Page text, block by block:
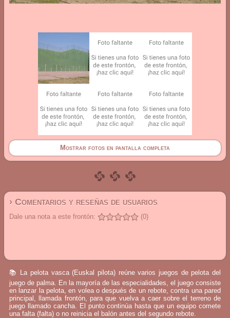
Mostrar fotos en pantalla completa
› Comentarios y reseñas de usuarios
Dale una nota a este frontón: (0)
📚 La pelota vasca (Euskal pilota) reúne varios juegos de pelota del
juego de palma. En la mayoría de las especialidades, el juego consiste
en lanzar la pelota, en volea o después de un rebote, contra una pared
principal, llamada frontón, para que vuelva a caer sobre el terreno de
juego llamado cancha. El punto continúa hasta que un equipo comete
una falta (falta) o no reinicia el balón antes del segundo rebote.